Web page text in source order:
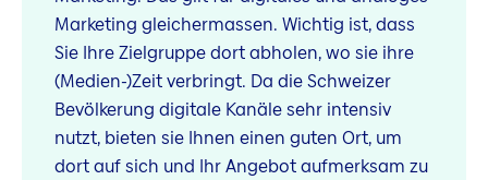
Marketing gleichermassen. Wichtig ist, dass
Sie Ihre Zielgruppe dort abholen, wo sie ihre
(Medien-)Zeit verbringt. Da die Schweizer
Bevölkerung digitale Kanäle sehr intensiv
nutzt, bieten sie Ihnen einen guten Ort, um
dort auf sich und Ihr Angebot aufmerksam zu